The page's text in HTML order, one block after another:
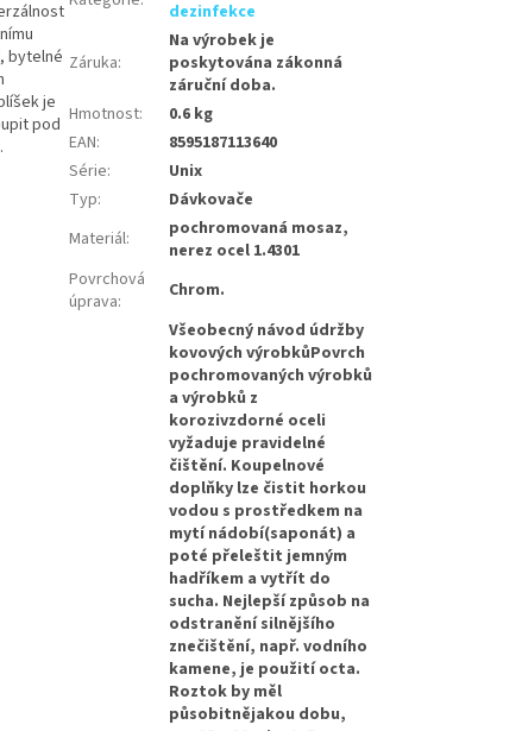
bytelné
je
pod
dezinfekce
Záruka:
Na výrobek je
poskytována zákonná
záruční doba.
Hmotnost:
0.6 kg
EAN:
8595187113640
Série:
Unix
Typ:
Dávkovače
Materiál:
pochromovaná mosaz,
nerez ocel 1.4301
Povrchová
úprava: Chrom.
Všeobecný návod údržby
kovových výrobkůPovrch
pochromovaných výrobků
a výrobků z
korozivzdorné oceli
vyžaduje pravidelné
čištění. Koupelnové
doplňky lze čistit horkou
vodou s prostředkem na
mytí nádobí(saponát) a
poté přeleštit jemným
hadříkem a vytřít do
sucha. Nejlepší způsob na
odstranění silnějšího
znečištění, např. vodního
kamene, je použití octa.
Roztok by měl
působitnějakou dobu,